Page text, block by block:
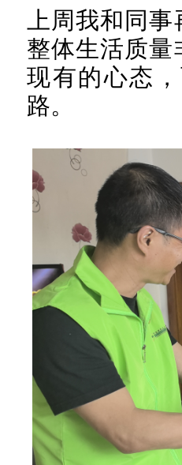
上周我和同
整体生活质
现有的心态
路。